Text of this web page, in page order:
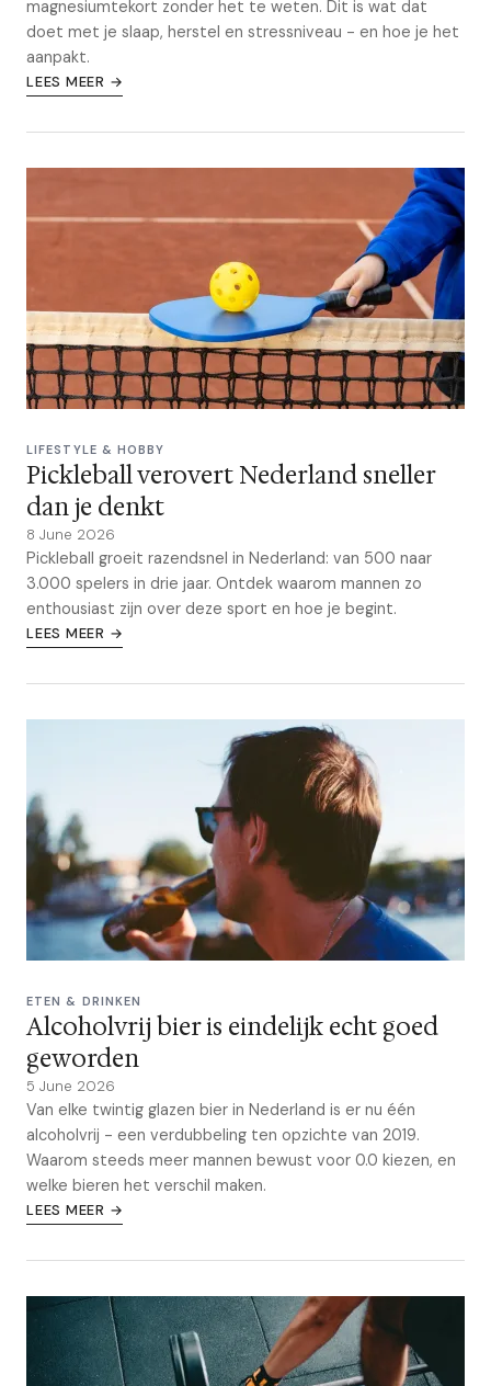
magnesiumtekort zonder het te weten. Dit is wat dat
doet met je slaap, herstel en stressniveau - en hoe je het
aanpakt.
LEES MEER →
LIFESTYLE & HOBBY
Pickleball verovert Nederland sneller
dan je denkt
8 June 2026
Pickleball groeit razendsnel in Nederland: van 500 naar
3.000 spelers in drie jaar. Ontdek waarom mannen zo
enthousiast zijn over deze sport en hoe je begint.
LEES MEER →
ETEN & DRINKEN
Alcoholvrij bier is eindelijk echt goed
geworden
5 June 2026
Van elke twintig glazen bier in Nederland is er nu één
alcoholvrij - een verdubbeling ten opzichte van 2019.
Waarom steeds meer mannen bewust voor 0.0 kiezen, en
welke bieren het verschil maken.
LEES MEER →